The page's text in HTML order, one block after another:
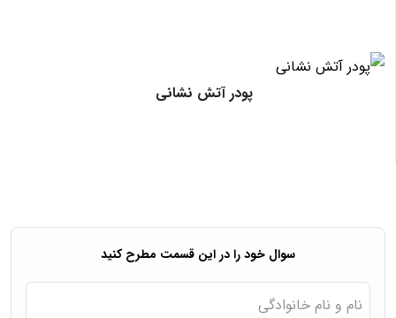
پودر آتش نشانی
سوال خود را در این قسمت مطرح کنید
نام و نام خانوادگی